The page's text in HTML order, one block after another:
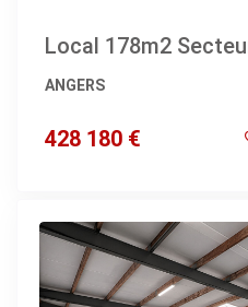
Local 178m2
ANGERS
428 180 €